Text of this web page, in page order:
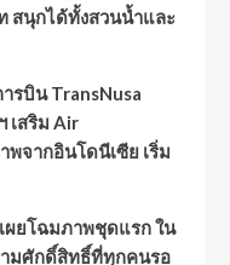
สนุกได้ทั้งสวนน้ำและ
รบิน TransNusa
เสริม Air
จากอินโดนีเซีย เริ่ม
ผยโฉมภาพชุดแรก ใน
ามศักดิ์สิทธิ์ที่ทุกคนรอ